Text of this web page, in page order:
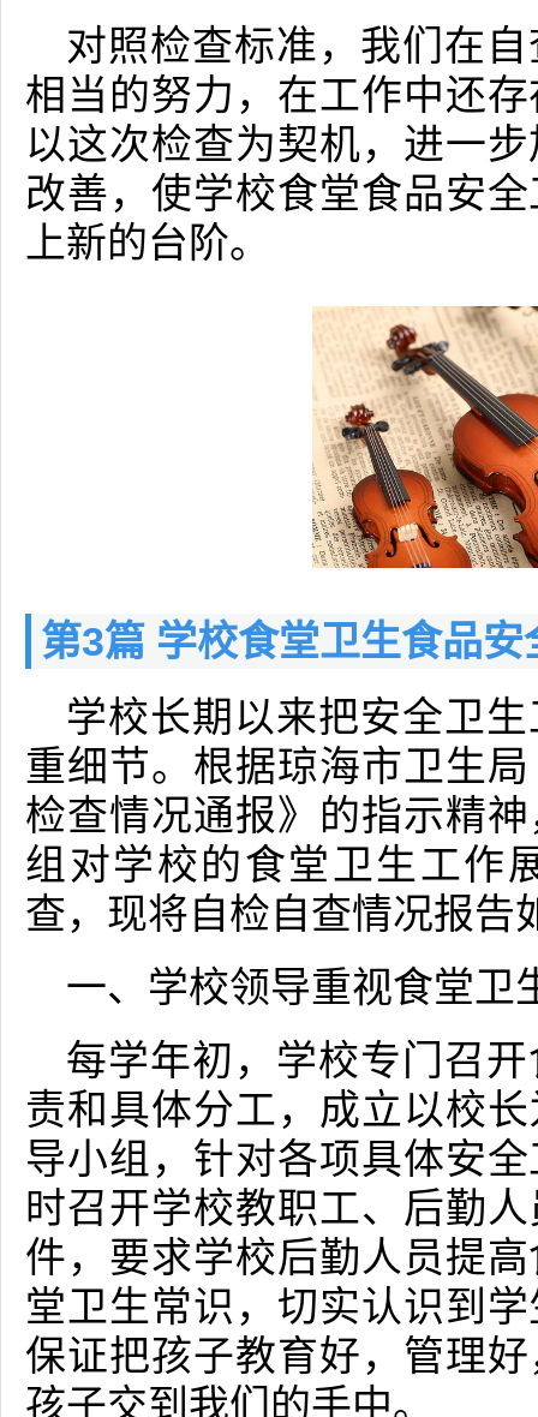
对照检查标准，我们在
相当的努力，在工作中还
以这次检查为契机，进一
改善，使学校食堂食品安
上新的台阶。
第3篇 学校食堂卫生食品安
学校长期以来把安全卫
重细节。根据琼海市卫生
检查情况通报》的指示精
组对学校的食堂卫生工作
查，现将自检自查情况报告
一、学校领导重视食堂卫
每学年初，学校专门召
责和具体分工，成立以校
导小组，针对各项具体安
时召开学校教职工、后勤
件，要求学校后勤人员提
堂卫生常识，切实认识到
保证把孩子教育好，管理
孩子交到我们的手中。